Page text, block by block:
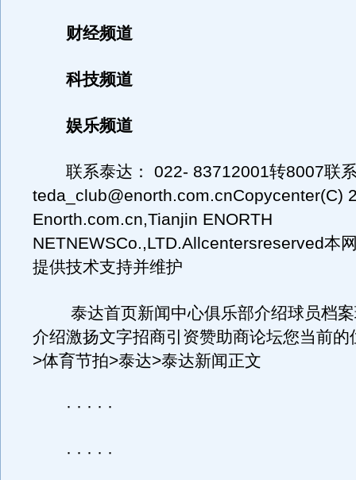
财经频道
科技频道
娱乐频道
联系泰达： 022- 83712001转8007联
teda_club@enorth.com.cnCopycenter(C)
Enorth.com.cn,Tianjin ENORTH
NETNEWSCo.,LTD.Allcentersreserved本
提供技术支持并维护
泰达首页新闻中心俱乐部介绍球员档
介绍激扬文字招商引资赞助商论坛您当前的
>体育节拍>泰达>泰达新闻正文
· · · · ·
· · · · ·